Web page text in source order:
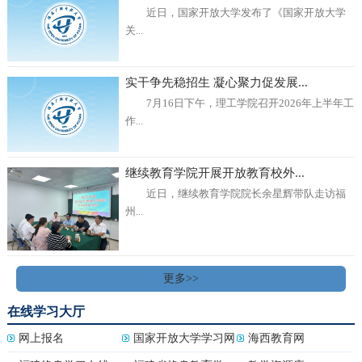
近日，国家开放大学发布了《国家开放大学
关...
实干争先稳招生 凝心聚力促发展...
7月16日下午，理工学院召开2026年上半年工
作...
继续教育学院开展开放教育校外...
近日，继续教育学院院长余星辉带队走访福
州...
更多>>
在线学习大厅
网上报名 国家开放大学学习网 海西教育网